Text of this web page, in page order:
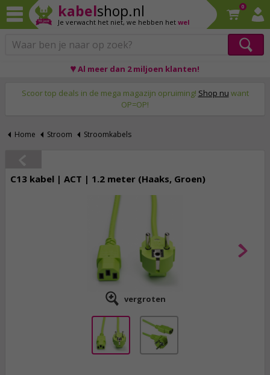
kabelshop.nl
Je verwacht het niet, we hebben het wel
0
♥ Al meer dan 2 miljoen klanten!
Scoor top deals in de mega magazijn opruiming! Shop nu want
OP=OP!
Home Stroom Stroomkabels
C13 kabel | ACT | 1.2 meter (Haaks, Groen)
vergroten